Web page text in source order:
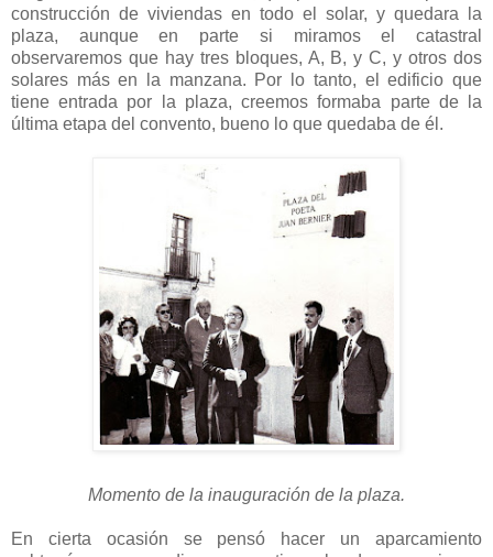
construcción de viviendas en todo el solar, y quedara la
plaza, aunque en parte si miramos el catastral
observaremos que hay tres bloques, A, B, y C, y otros dos
solares más en la manzana. Por lo tanto, el edificio que
tiene entrada por la plaza, creemos formaba parte de la
última etapa del convento, bueno lo que quedaba de él.
Momento de la inauguración de la plaza.
En cierta ocasión se pensó hacer un aparcamiento